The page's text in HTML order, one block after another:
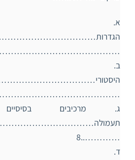
א.
ב.
ג. מרכיבים
…………..8
ד.